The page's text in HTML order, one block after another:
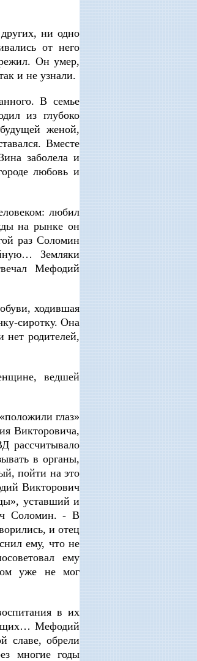
ни одно
от него
Он умер,
и не узнали.
В семье
из глубоко
женой,
Вместе
заболела и
любовь и
любил
на рынке он
раз Соломин
Земляки
Мефодий
ходившая
сиротку. Она
нет родителей,
ведшей
глаз»
Викторовича,
рассчитывало
в органы,
пойти на это
Викторович
уставший и
Соломин. - В
и отец
ему, что не
ему
уже не мог
в их
Мефодий
славе, обрели
многие годы